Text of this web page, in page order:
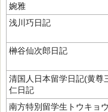
婉雅
浅川巧日記
榊谷仙次郎日記
清国人日本留学日記(黄尊
仁日記
南方特別留学生トウキョ